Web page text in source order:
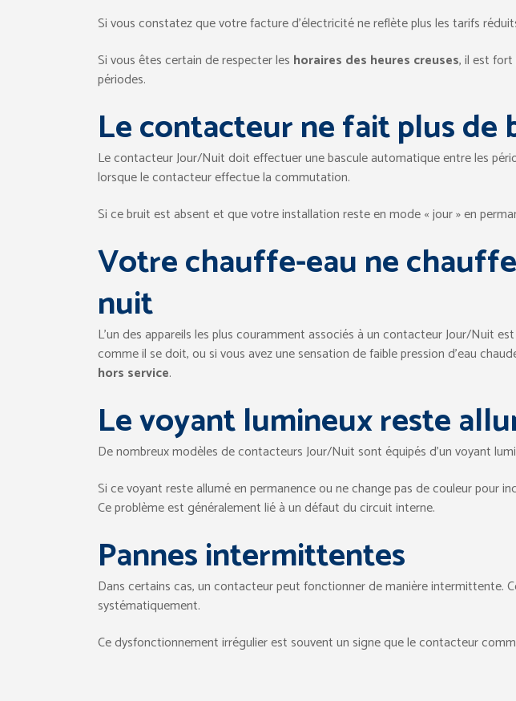
Si vous constatez que votre facture d’électricité ne reflète plus les tarifs
Si vous êtes certain de respecter les horaires des heures creuses, il est
périodes.
Le contacteur ne fait plus de
Le contacteur Jour/Nuit doit effectuer une bascule automatique entre les
lorsque le contacteur effectue la commutation.
Si ce bruit est absent et que votre installation reste en mode « jour » en
Votre chauffe-eau ne
nuit
L’un des appareils les plus couramment associés à un contacteur Jour/Nuit
comme il se doit, ou si vous avez une sensation de faible pression d’eau
hors service.
Le voyant lumineux reste
De nombreux modèles de contacteurs Jour/Nuit sont équipés d’un voyant
Si ce voyant reste allumé en permanence ou ne change pas de couleur pour
Ce problème est généralement lié à un défaut du circuit interne.
Pannes intermittentes
Dans certains cas, un contacteur peut fonctionner de manière intermittente.
systématiquement.
Ce dysfonctionnement irrégulier est souvent un signe que le contacteur